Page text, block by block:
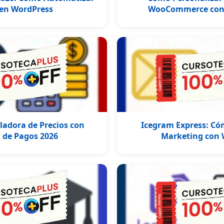
WordPress
WooCommerce
de Precios con
Pagos 2026
Icegram Express:
Marketing con